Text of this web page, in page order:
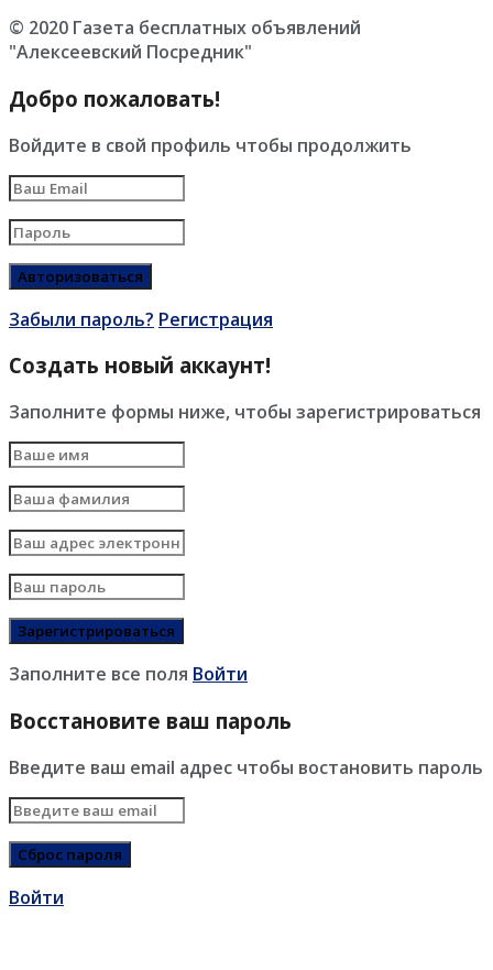
© 2020 Газета бесплатных объявлений
"Алексеевский Посредник"
Добро пожаловать!
Войдите в свой профиль чтобы продолжить
Забыли пароль? Регистрация
Создать новый аккаунт!
Заполните формы ниже, чтобы зарегистрироваться
Заполните все поля Войти
Восстановите ваш пароль
Введите ваш email адрес чтобы востановить пароль
Войти